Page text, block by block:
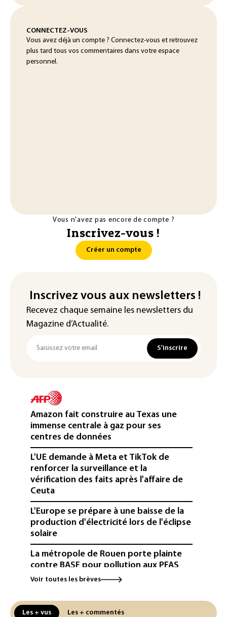
CONNECTEZ-VOUS
Vous avez déjà un compte ? Connectez-vous et retrouvez
plus tard tous vos commentaires dans votre espace
personnel.
Vous n'avez pas encore de compte ?
Inscrivez-vous !
Créer un compte
Inscrivez vous aux newsletters !
Recevez chaque semaine les newsletters du
Magazine d’Actualité.
S'inscrire
Amazon fait construire au Texas une
immense centrale à gaz pour ses
centres de données
L'UE demande à Meta et TikTok de
renforcer la surveillance et la
vérification des faits après l'affaire de
Ceuta
L'Europe se prépare à une baisse de la
production d'électricité lors de l'éclipse
solaire
La métropole de Rouen porte plainte
contre BASF pour pollution aux PFAS
Canicule: à l'arrêt depuis fin juillet, la
réseau
Voir toutes les brèves
Les + vus Les + commentés